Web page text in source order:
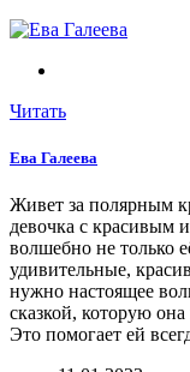
Читать
Ева Галеева
Живет за полярным
девочка с красивым
волшебно не только
удивительные,
нужно настоящее
сказкой, которую
Это помогает ей